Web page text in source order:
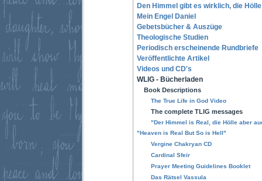
Den Himmel gibt es wirklich, die
Mein Engel Daniel
Gebetsbücher & Auszüge
Theologische Studien
Periodisch erscheinende Rundbriefe
Veröffentlichte Artikel
Videos und CD's
WLIG - Bücherladen
Book Descriptions
The True Life in God Video
The complete TLIG messages
"Der Himmel is Real, die Hölle aber
"Heaven is Real But So is Hell"
Vergine Chakryan CD
Cardinal Sfeir
Prayer Meeting Guidelines Booklet
Das Rätsel Vassula